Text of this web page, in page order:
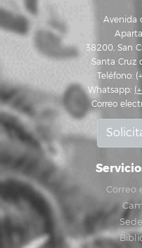
Avenida
38200, San
Santa Cruz
Teléfono:
Whatsapp:
Correo
Correo